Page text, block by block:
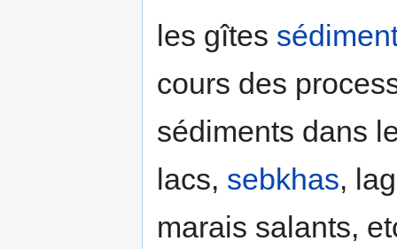
les gîtes
cours des
sédiments dans
lacs, sebkhas,
marais salants,